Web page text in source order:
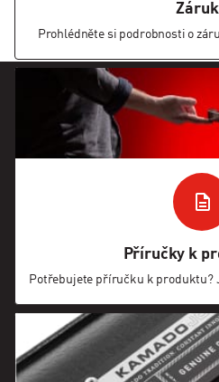
Prohlédněte si podrobnosti o
Příručky k
Potřebujete příručku k produktu?